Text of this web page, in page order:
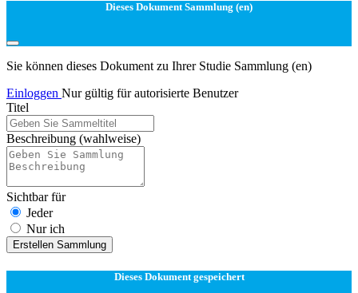
Dieses Dokument Sammlung (en)
Sie können dieses Dokument zu Ihrer Studie Sammlung (en)
Einloggen Nur gültig für autorisierte Benutzer
Titel
Beschreibung (wahlweise)
Sichtbar für
Jeder
Nur ich
Erstellen Sammlung
Dieses Dokument gespeichert